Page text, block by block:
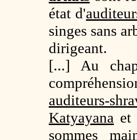
état d'
singes sans
dirigeant.
[...] Au
auditeurs-
Katyayana et
sommes